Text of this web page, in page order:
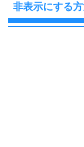
非表示にする